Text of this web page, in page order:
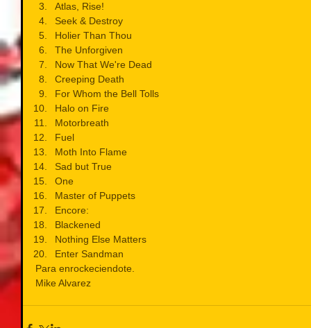
Atlas, Rise!
Seek & Destroy
Holier Than Thou
The Unforgiven
Now That We're Dead
Creeping Death
For Whom the Bell Tolls
Halo on Fire
Motorbreath
Fuel
Moth Into Flame
Sad but True
One
Master of Puppets
Encore:
Blackened
Nothing Else Matters
Enter Sandman
Para enrockeciendote.
Mike Alvarez